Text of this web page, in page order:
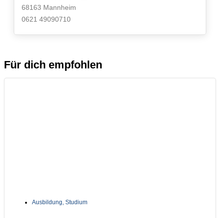
68163 Mannheim
0621 49090710
Für dich empfohlen
Ausbildung, Studium